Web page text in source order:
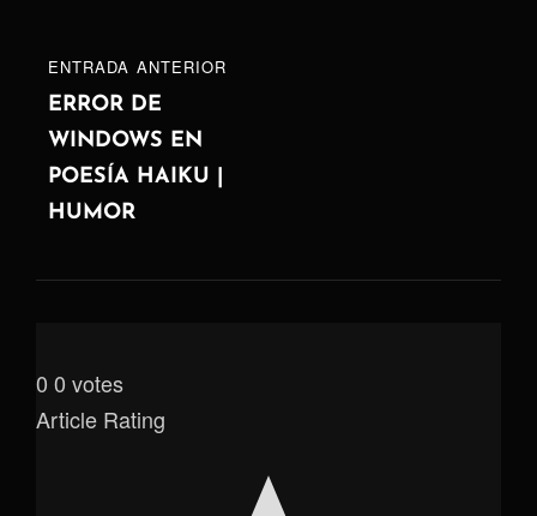
ENTRADA
ANTERIOR
ENTRADA ANTERIOR
ERROR DE
WINDOWS EN
POESÍA HAIKU |
HUMOR
0 0 votes
Article Rating